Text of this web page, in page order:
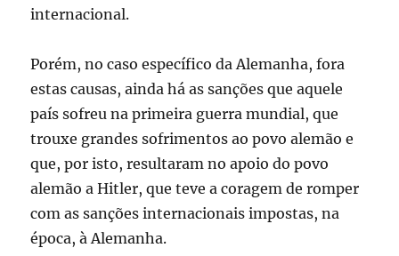
internacional.
Porém, no caso específico da Alemanha, fora
estas causas, ainda há as sanções que aquele
país sofreu na primeira guerra mundial, que
trouxe grandes sofrimentos ao povo alemão e
que, por isto, resultaram no apoio do povo
alemão a Hitler, que teve a coragem de romper
com as sanções internacionais impostas, na
época, à Alemanha.